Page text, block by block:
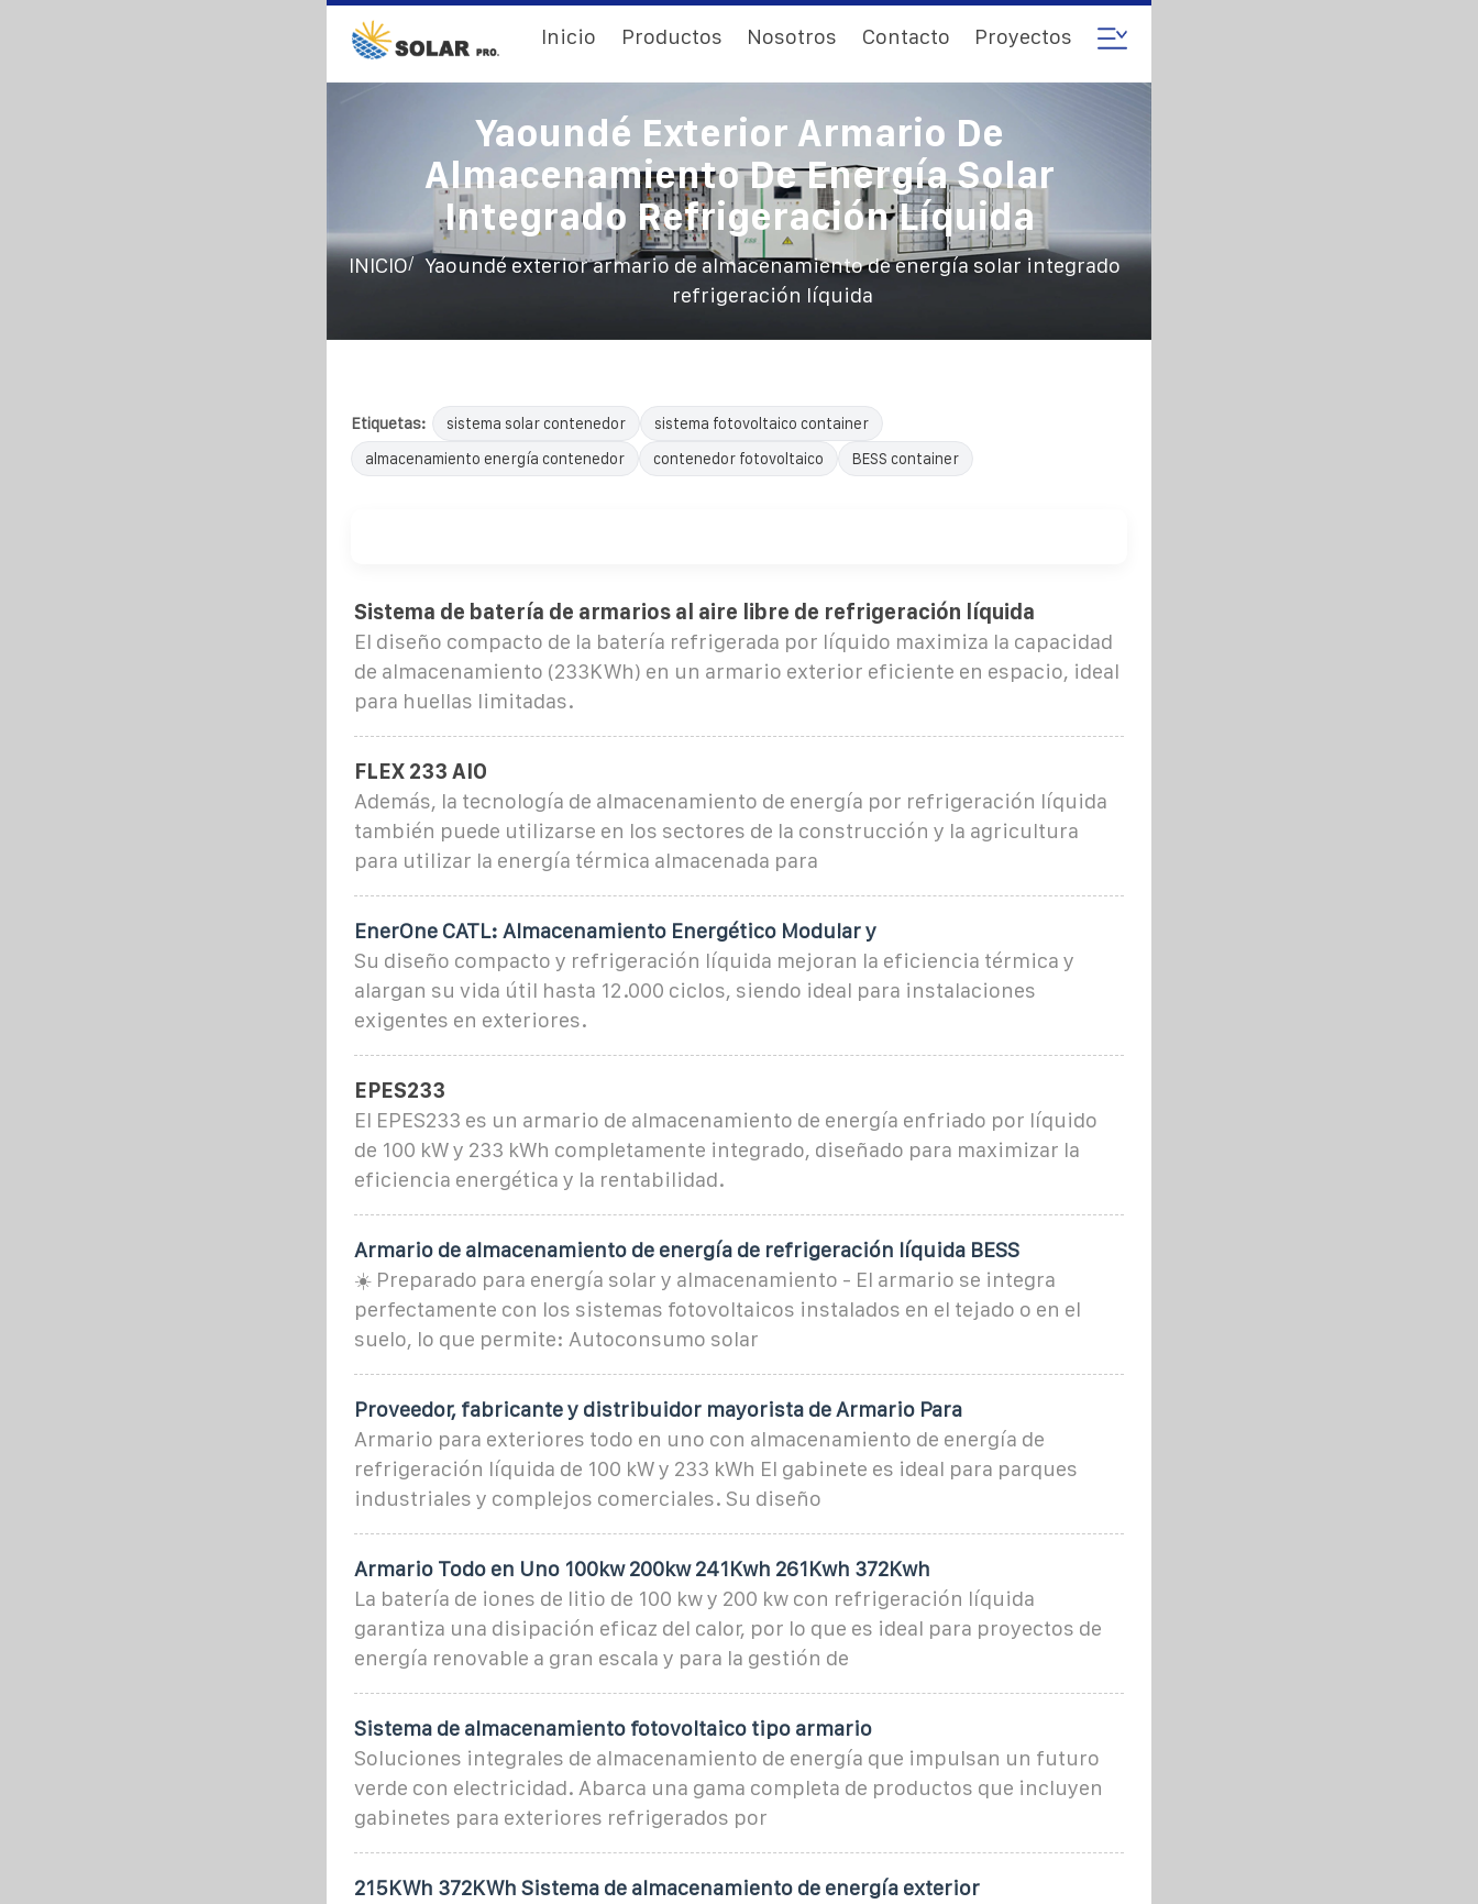
Inicio Productos Nosotros Contacto Proyectos
Yaoundé Exterior Armario De
Almacenamiento De Energía Solar
Integrado Refrigeración Líquida
INICIO/
Yaoundé exterior armario de almacenamiento de energía solar integrado
refrigeración líquida
Etiquetas: sistema solar contenedor
sistema fotovoltaico container
almacenamiento energía contenedor
contenedor fotovoltaico BESS container
Sistema de batería de armarios al aire libre de refrigeración líquida
El diseño compacto de la batería refrigerada por líquido maximiza la capacidad
de almacenamiento (233KWh) en un armario exterior eficiente en espacio, ideal
para huellas limitadas.
FLEX 233 AIO
Además, la tecnología de almacenamiento de energía por refrigeración líquida
también puede utilizarse en los sectores de la construcción y la agricultura
para utilizar la energía térmica almacenada para
EnerOne CATL: Almacenamiento Energético Modular y
Su diseño compacto y refrigeración líquida mejoran la eficiencia térmica y
alargan su vida útil hasta 12.000 ciclos, siendo ideal para instalaciones
exigentes en exteriores.
EPES233
El EPES233 es un armario de almacenamiento de energía enfriado por líquido
de 100 kW y 233 kWh completamente integrado, diseñado para maximizar la
eficiencia energética y la rentabilidad.
Armario de almacenamiento de energía de refrigeración líquida BESS
☀️ Preparado para energía solar y almacenamiento - El armario se integra
perfectamente con los sistemas fotovoltaicos instalados en el tejado o en el
suelo, lo que permite: Autoconsumo solar
Proveedor, fabricante y distribuidor mayorista de Armario Para
Armario para exteriores todo en uno con almacenamiento de energía de
refrigeración líquida de 100 kW y 233 kWh El gabinete es ideal para parques
industriales y complejos comerciales. Su diseño
Armario Todo en Uno 100kw 200kw 241Kwh 261Kwh 372Kwh
La batería de iones de litio de 100 kw y 200 kw con refrigeración líquida
garantiza una disipación eficaz del calor, por lo que es ideal para proyectos de
energía renovable a gran escala y para la gestión de
Sistema de almacenamiento fotovoltaico tipo armario
Soluciones integrales de almacenamiento de energía que impulsan un futuro
verde con electricidad. Abarca una gama completa de productos que incluyen
gabinetes para exteriores refrigerados por
215KWh 372KWh Sistema de almacenamiento de energía exterior